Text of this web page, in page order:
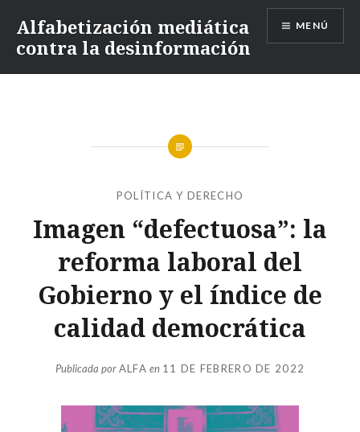
Alfabetización mediática
contra la desinformación
MENÚ
POLÍTICA Y DERECHO
Imagen “defectuosa”: la
reforma laboral del
Gobierno y el índice de
calidad democrática
Publicada porALFA en 11 DE FEBRERO DE 2022